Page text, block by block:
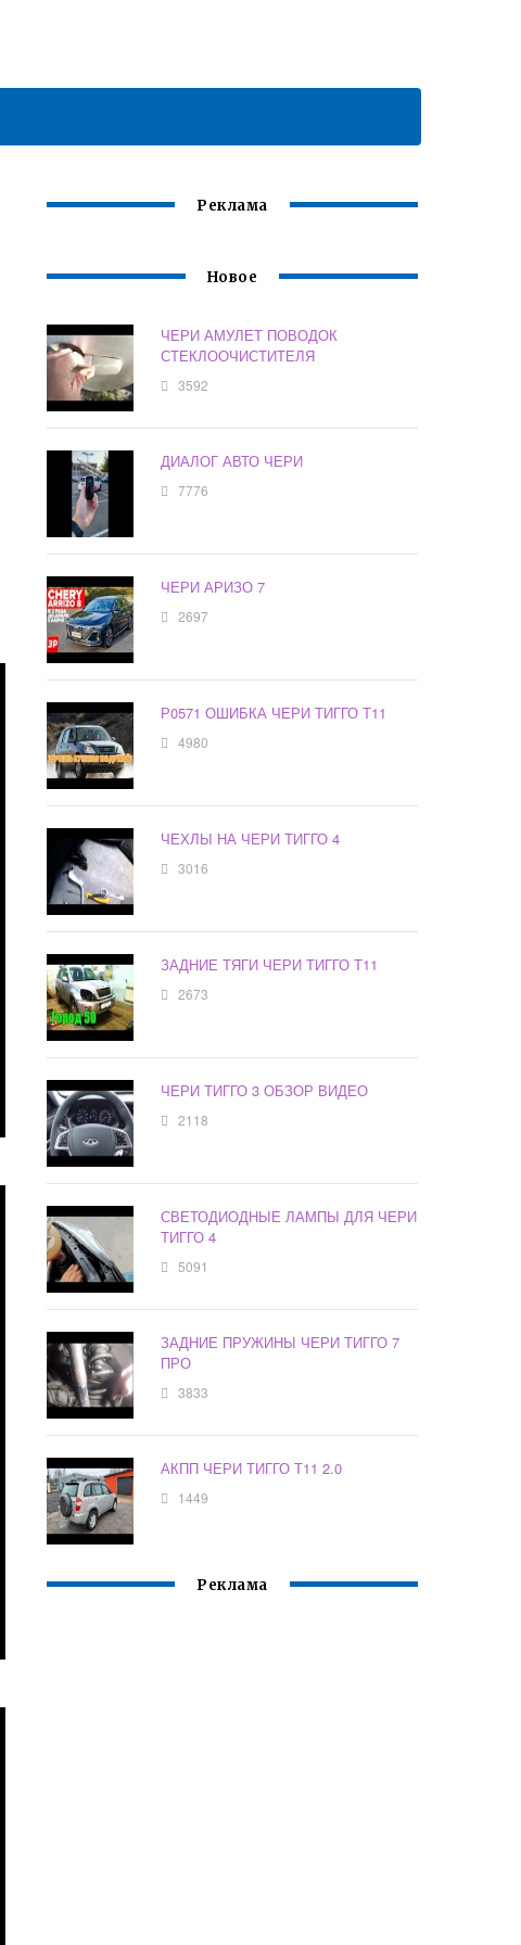
Реклама
Новое
ЧЕРИ АМУЛЕТ ПОВОДОК
СТЕКЛООЧИСТИТЕЛЯ
3592
ДИАЛОГ АВТО ЧЕРИ
7776
ЧЕРИ АРИЗО 7
2697
Р0571 ОШИБКА ЧЕРИ ТИГГО Т11
4980
ЧЕХЛЫ НА ЧЕРИ ТИГГО 4
3016
ЗАДНИЕ ТЯГИ ЧЕРИ ТИГГО Т11
2673
ЧЕРИ ТИГГО 3 ОБЗОР ВИДЕО
2118
СВЕТОДИОДНЫЕ ЛАМПЫ ДЛЯ ЧЕРИ
ТИГГО 4
5091
ЗАДНИЕ ПРУЖИНЫ ЧЕРИ ТИГГО 7
ПРО
3833
АКПП ЧЕРИ ТИГГО Т11 2.0
1449
Реклама